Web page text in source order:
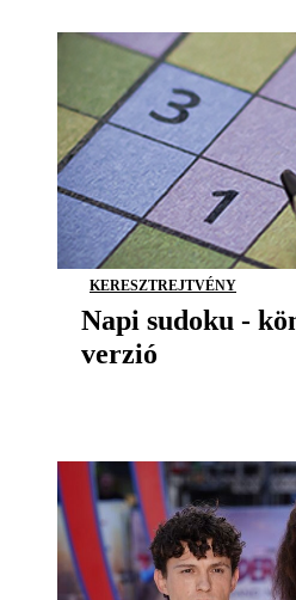
KERESZTREJTVÉNY
Napi sudoku -
verzió